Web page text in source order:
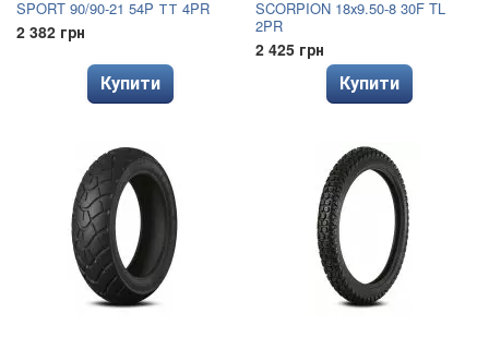
SPORT 90/90-21 54P ТТ 4PR
2 382 грн
Купити
SCORPION 18х9.50-8 30F TL
2PR
2 425 грн
Купити